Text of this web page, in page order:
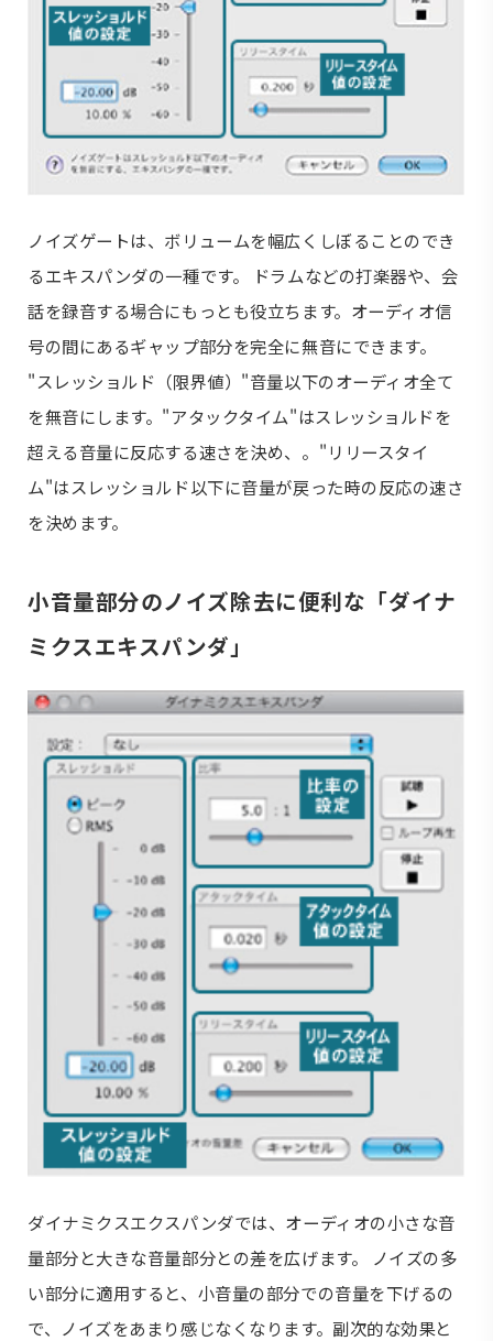
ノイズゲートは、ボリュームを幅広くしぼることのでき
るエキスパンダの一種です。 ドラムなどの打楽器や、会
話を録音する場合にもっとも役立ちます。オーディオ信
号の間にあるギャップ部分を完全に無音にできます。
"スレッショルド（限界値）"音量以下のオーディオ全て
を無音にします。"アタックタイム"はスレッショルドを
超える音量に反応する速さを決め、。"リリースタイ
ム"はスレッショルド以下に音量が戻った時の反応の速さ
を決めます。
小音量部分のノイズ除去に便利な「ダイナ
ミクスエキスパンダ」
ダイナミクスエクスパンダでは、オーディオの小さな音
量部分と大きな音量部分との差を広げます。 ノイズの多
い部分に適用すると、小音量の部分での音量を下げるの
で、ノイズをあまり感じなくなります。副次的な効果と